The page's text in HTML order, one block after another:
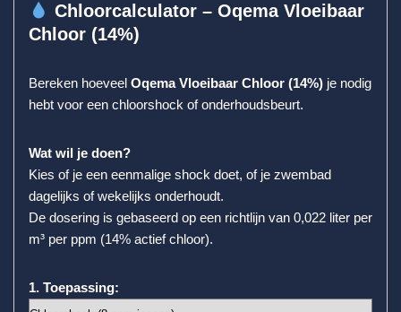
Chloorcalculator – Oqema Vloeibaar
Chloor (14%)
Bereken hoeveel Oqema Vloeibaar Chloor (14%) je nodig
hebt voor een chloorshock of onderhoudsbeurt.
Wat wil je doen?
Kies of je een eenmalige shock doet, of je zwembad
dagelijks of wekelijks onderhoudt.
De dosering is gebaseerd op een richtlijn van 0,022 liter per
m³ per ppm (14% actief chloor).
1. Toepassing: